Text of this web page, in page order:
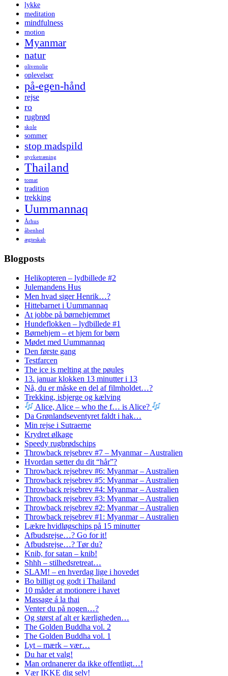
lykke
meditation
mindfulness
motion
Myanmar
natur
olivenolie
oplevelser
på-egen-hånd
rejse
ro
rugbrød
skole
sommer
stop madspild
styrketræning
Thailand
tomat
tradition
trekking
Uummannaq
Århus
åbenhed
ægteskab
Blogposts
Helikopteren – lydbillede #2
Julemandens Hus
Men hvad siger Henrik…?
Hittebarnet i Uummannaq
At jobbe på børnehjemmet
Hundeflokken – lydbillede #1
Børnehjem – et hjem for børn
Mødet med Uummannaq
Den første gang
Testfarcen
The ice is melting at the pøules
13. januar klokken 13 minutter i 13
Nå, du er måske en del af filmholdet…?
Trekking, isbjerge og kælving
Alice, Alice – who the f… is Alice?
Da Grønlandseventyret faldt i hak…
Min rejse i Sutraerne
Krydret ølkage
Speedy rugbrødschips
Throwback rejsebrev #7 – Myanmar – Australien
Hvordan sætter du dit “hår”?
Throwback rejsebrev #6: Myanmar – Australien
Throwback rejsebrev #5: Myanmar – Australien
Throwback rejsebrev #4: Myanmar – Australien
Throwback rejsebrev #3: Myanmar – Australien
Throwback rejsebrev #2: Myanmar – Australien
Throwback rejsebrev #1: Myanmar – Australien
Lækre hvidløgschips på 15 minutter
Afbudsrejse…? Go for it!
Afbudsrejse…? Tør du?
Knib, for satan – knib!
Shhh – stilhedsretreat…
SLAM! – en hverdag lige i hovedet
Bo billigt og godt i Thailand
10 måder at motionere i havet
Massage á la thai
Venter du på nogen…?
Og størst af alt er kærligheden…
The Golden Buddha vol. 2
The Golden Buddha vol. 1
Lyt – mærk – vær…
Du har et valg!
Man ordnanerer da ikke offentligt…!
Vær IKKE dig selv!